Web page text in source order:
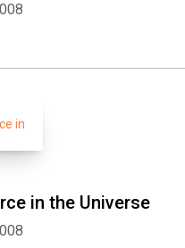
in the Universe